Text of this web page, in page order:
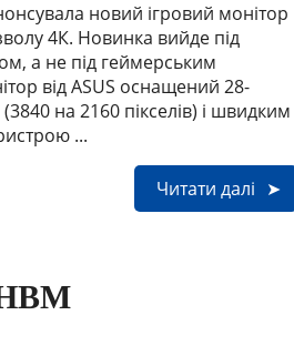
новий ігровий монітор
4К. Новинка вийде під
а не під геймерським
від ASUS оснащений 28-
на 2160 пікселів) і швидким
...
Читати далі